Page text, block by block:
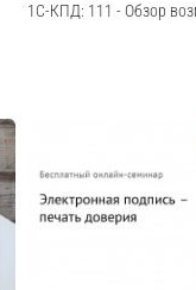
1С-КПД: 111 - Обзор
Конференции,
видео по теме 1С-
ДОКУМЕНТООБОРОТ.